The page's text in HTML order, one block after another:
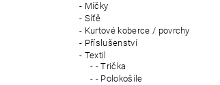
Míčky
Síťě
Kurtové koberce / povrchy
Příslušenství
Textil
- Trička
- Polokošile